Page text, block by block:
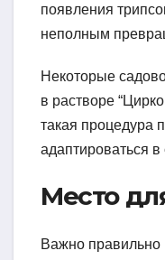
появления
неполным
Некоторые
в растворе
такая процедура
адаптироваться в
Место
Важно правильно